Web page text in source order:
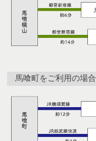
馬喰町をご利用の場合